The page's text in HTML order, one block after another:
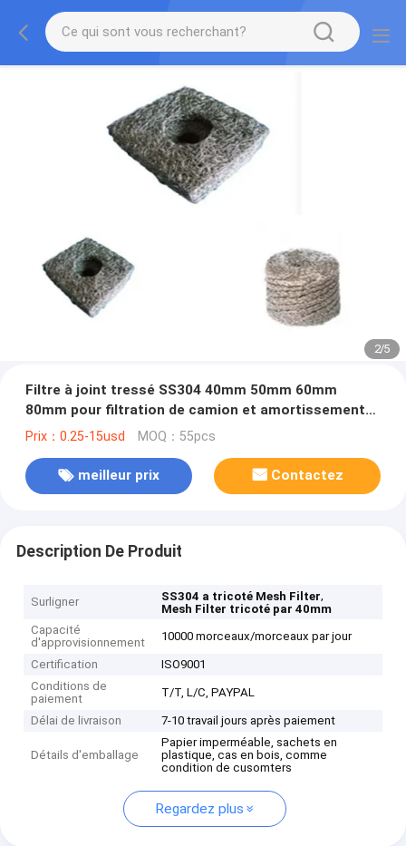
2/5
Filtre à joint tressé SS304 40mm 50mm 60mm
80mm pour filtration de camion et amortissement
de silencieux
Prix：0.25-15usd MOQ：55pcs
meilleur prix Contactez
Description De Produit
Surligner SS304 a tricoté Mesh Filter,
Mesh Filter tricoté par 40mm
Capacité
d'approvisionnement
10000 morceaux/morceaux par jour
Certification
ISO9001
Conditions de
paiement
T/T, L/C, PAYPAL
Délai de livraison 7-10 travail jours après paiement
Détails d'emballage
Papier imperméable, sachets en
plastique, cas en bois, comme
condition de cusomters
Regardez plus